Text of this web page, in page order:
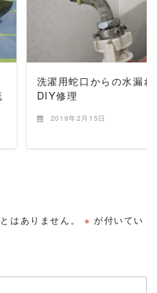
READ MORE
洗濯用蛇口からの水漏
DIY修理
2019年2月15日
はありません。 ※ が付いてい